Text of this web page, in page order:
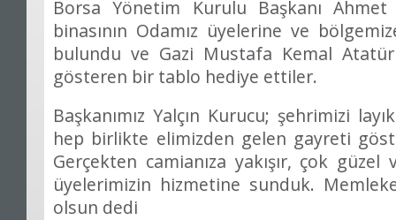
Borsa Yönetim Kurulu Başkanı
binasının Odamız üyelerine ve
bulundu ve Gazi Mustafa Kemal
gösteren bir tablo hediye ettiler.
Başkanımız Yalçın Kurucu; şehrimizi
hep birlikte elimizden gelen gayreti
Gerçekten camianıza yakışır, çok
üyelerimizin hizmetine sunduk.
olsun dedi